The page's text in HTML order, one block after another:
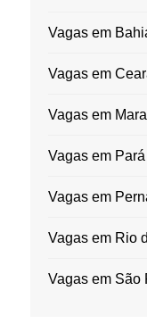
Vagas em
Vagas em
Vagas em
Vagas em Pará
Vagas em
Vagas em Rio
Vagas em São